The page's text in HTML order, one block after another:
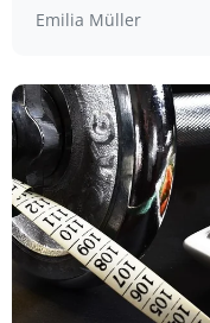
Emilia Müller